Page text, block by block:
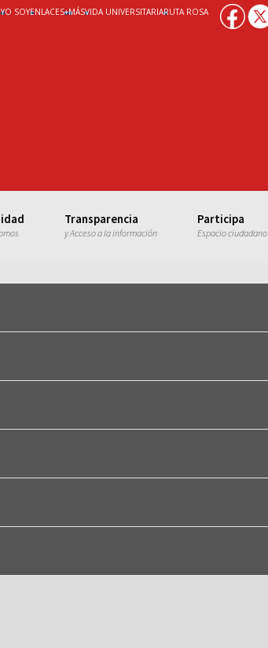
YO SOYENLACES+MÁSVIDA UNIVERSITARIARUTA ROSA
Transparencia
y Acceso a la información
Participa
Espacio ciudadano